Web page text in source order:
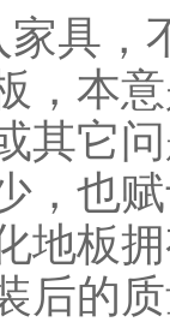
具
，本
其它
，也
地板
后的